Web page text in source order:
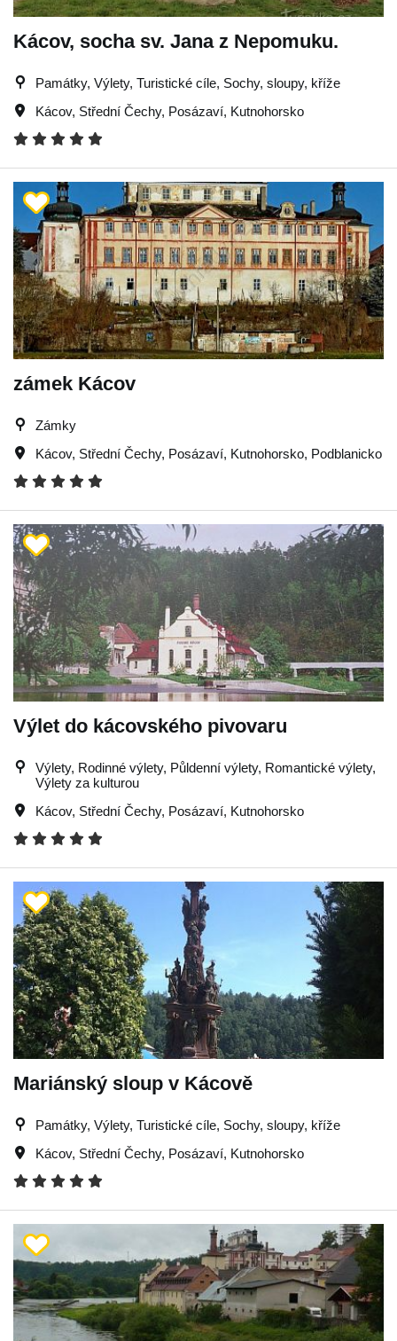
Kácov, socha sv. Jana z Nepomuku.
Památky, Výlety, Turistické cíle, Sochy, sloupy, kříže
Kácov, Střední Čechy, Posázaví, Kutnohorsko
zámek Kácov
Zámky
Kácov, Střední Čechy, Posázaví, Kutnohorsko, Podblanicko
Výlet do kácovského pivovaru
Výlety, Rodinné výlety, Půldenní výlety, Romantické výlety,
Výlety za kulturou
Kácov, Střední Čechy, Posázaví, Kutnohorsko
Mariánský sloup v Kácově
Památky, Výlety, Turistické cíle, Sochy, sloupy, kříže
Kácov, Střední Čechy, Posázaví, Kutnohorsko